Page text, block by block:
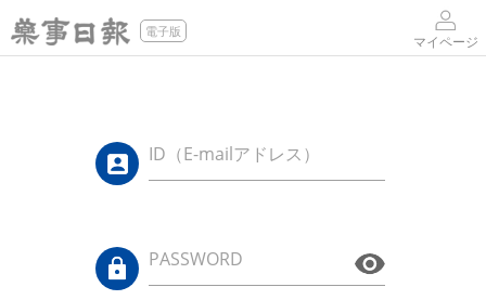
電子版
マイページ
ID（E-mailアドレス）
PASSWORD